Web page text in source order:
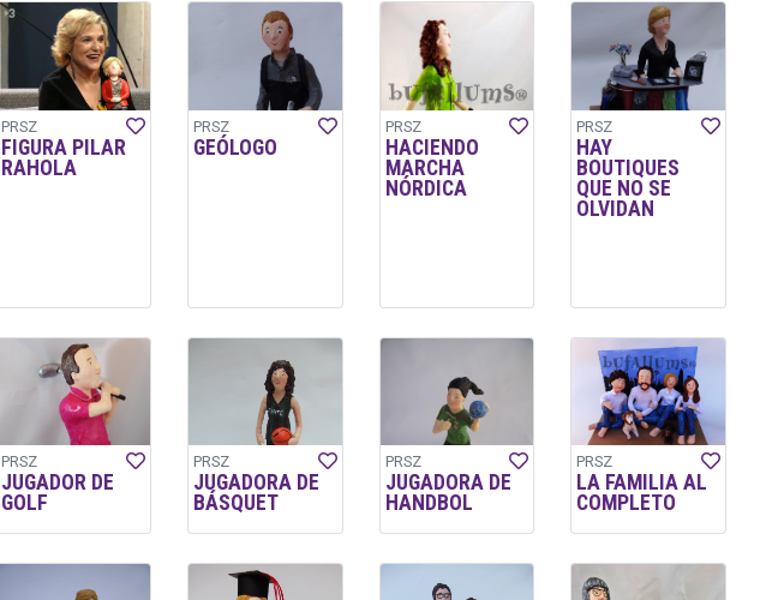
PRSZ
FIGURA PILAR
RAHOLA
PRSZ
GEÓLOGO
PRSZ
HACIENDO
MARCHA
NÓRDICA
PRSZ
HAY
BOUTIQUES
QUE NO SE
OLVIDAN
PRSZ
JUGADOR DE
GOLF
PRSZ
JUGADORA DE
BÁSQUET
PRSZ
JUGADORA DE
HANDBOL
PRSZ
LA FAMILIA AL
COMPLETO